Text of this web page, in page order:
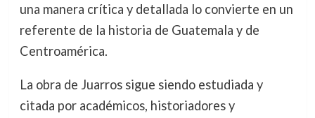
una manera crítica y detallada lo convierte en un
referente de la historia de Guatemala y de
Centroamérica.
La obra de Juarros sigue siendo estudiada y
citada por académicos, historiadores y